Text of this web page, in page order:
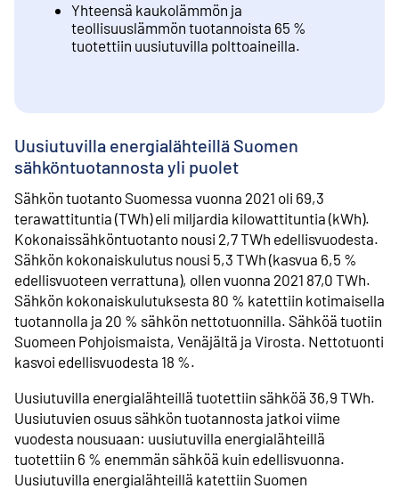
Yhteensä kaukolämmön ja
teollisuuslämmön tuotannoista 65 %
tuotettiin uusiutuvilla polttoaineilla.
Uusiutuvilla energialähteillä Suomen
sähköntuotannosta yli puolet
Sähkön tuotanto Suomessa vuonna 2021 oli 69,3
terawattituntia (TWh) eli miljardia kilowattituntia (kWh).
Kokonaissähköntuotanto nousi 2,7 TWh edellisvuodesta.
Sähkön kokonaiskulutus nousi 5,3 TWh (kasvua 6,5 %
edellisvuoteen verrattuna), ollen vuonna 2021 87,0 TWh.
Sähkön kokonaiskulutuksesta 80 % katettiin kotimaisella
tuotannolla ja 20 % sähkön nettotuonnilla. Sähköä tuotiin
Suomeen Pohjoismaista, Venäjältä ja Virosta. Nettotuonti
kasvoi edellisvuodesta 18 %.
Uusiutuvilla energialähteillä tuotettiin sähköä 36,9 TWh.
Uusiutuvien osuus sähkön tuotannosta jatkoi viime
vuodesta nousuaan: uusiutuvilla energialähteillä
tuotettiin 6 % enemmän sähköä kuin edellisvuonna.
Uusiutuvilla energialähteillä katettiin Suomen